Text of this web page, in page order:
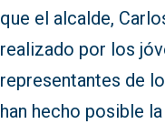
que el alcalde,
realizado por los
representantes de
han hecho posible